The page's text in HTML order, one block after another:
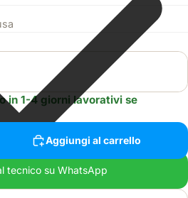
in 1-4 giorni lavorativi se
Aggiungi al carrello
tecnico su WhatsApp